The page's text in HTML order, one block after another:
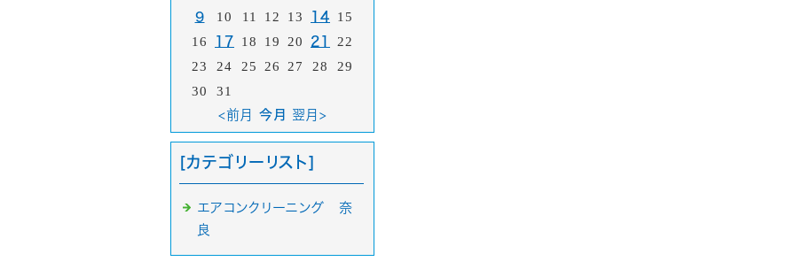
9
10 11 12 13 14
15
16
17 18 19 20 21
22
23
24 25 26 27 28
29
30
31
<前月 今月 翌月>
[カテゴリーリスト]
エアコンクリーニング 奈
良